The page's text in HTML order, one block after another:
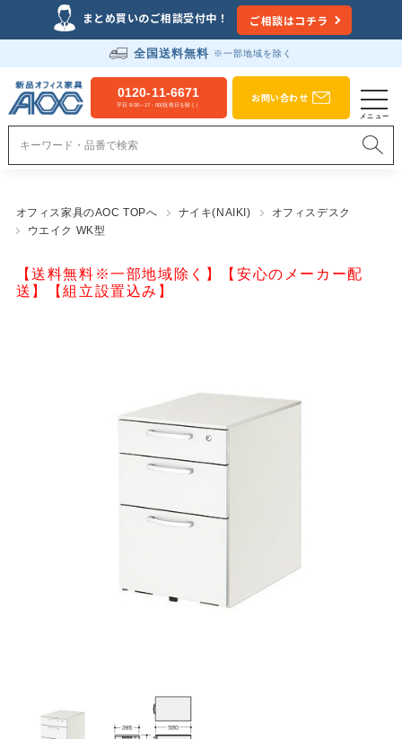
まとめ買いのご相談受付中！ ご相談はコチラ
全国送料無料 ※一部地域を除く
0120-11-6671
平日 9:00～17：00(祝祭日を除く）
お問い合わせ
オフィス家具のAOC TOPへ ナイキ(NAIKI)
オフィスデスク
ウエイク WK型
【送料無料※一部地域除く】【安心のメーカー配
送】【組立設置込み】